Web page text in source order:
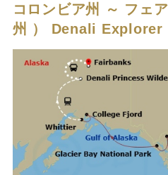
コロンビア州 ～ フェ
州 ） Denali Explorer